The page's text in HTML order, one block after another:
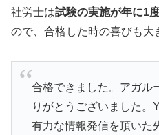
社労士は試験の実施が年に1
ので、合格した時の喜びも大
合格できました。アガル
りがとうございました。
有力な情報発信を頂いた